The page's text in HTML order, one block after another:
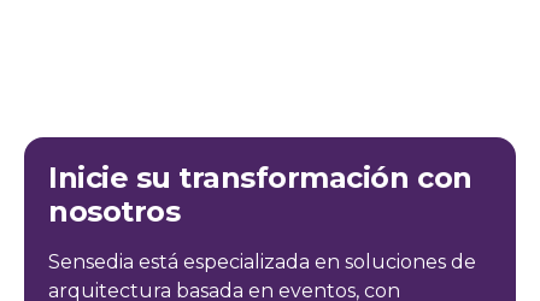
Inicie su transformación con
nosotros
Sensedia está especializada en soluciones de
arquitectura basada en eventos, con